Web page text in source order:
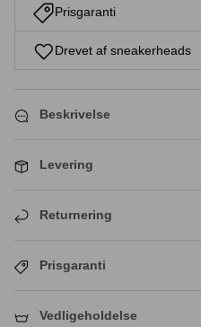
Prisgaranti
Drevet af sneakerheads
Beskrivelse
Levering
Returnering
Prisgaranti
Vedligeholdelse